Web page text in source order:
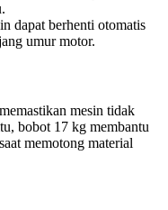
dapat berhenti otomatis
umur motor.
mesin tidak
bobot 17 kg membantu
memotong material